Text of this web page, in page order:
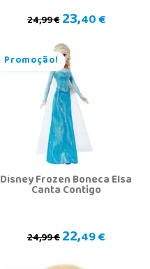
24,99 €23,40 €
Promoção!
Disney Frozen Boneca Elsa
Canta Contigo
24,99 €22,49 €